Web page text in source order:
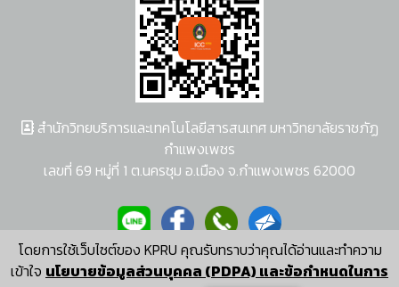
โดยการใช้เว็บไซต์ของ KPRU คุณรับทราบว่าคุณได้อ่านและทำความ
เข้าใจ นโยบายข้อมูลส่วนบุคคล (PDPA) และข้อกำหนดในการ
สำนักวิทยบริการและเทคโนโลยีสารสนเทศ มหาวิทยาลัยราชภัฏ
กำแพงเพชร
เลขที่ 69 หมู่ที่ 1 ต.นครชุม อ.เมือง จ.กำแพงเพชร 62000
ผู้พัฒนาระบบ อนุชา พวงผกา